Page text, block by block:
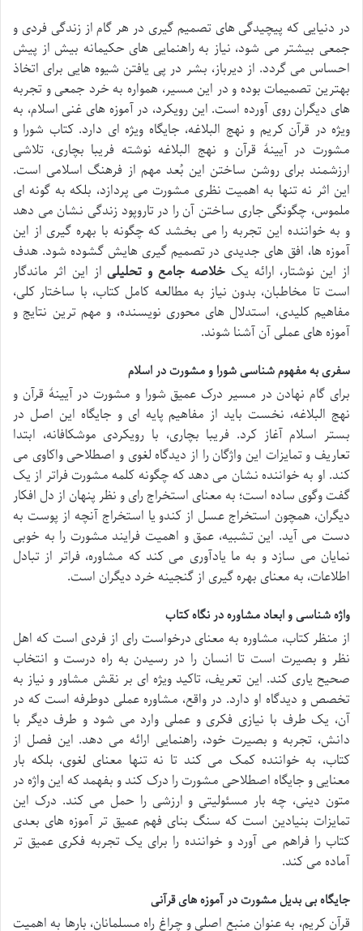
در دنیایی که پیچیدگی های تصمیم گیری در هر گام از زندگی فردی و
جمعی بیشتر می شود، نیاز به راهنمایی های حکیمانه بیش از پیش
احساس می گردد. از دیرباز، بشر در پی یافتن شیوه هایی برای اتخاذ
بهترین تصمیمات بوده و در این مسیر، همواره به خرد جمعی و تجربه
های دیگران روی آورده است. این رویکرد، در آموزه های غنی اسلام، به
ویژه در قرآن کریم و نهج البلاغه، جایگاه ویژه ای دارد. کتاب شورا و
مشورت در آیینۀ قرآن و نهج البلاغه نوشته فریبا بچاری، تلاشی
ارزشمند برای روشن ساختن این بُعد مهم از فرهنگ اسلامی است.
این اثر نه تنها به اهمیت نظری مشورت می پردازد، بلکه به گونه ای
ملموس، چگونگی جاری ساختن آن را در تاروپود زندگی نشان می دهد
و به خواننده این تجربه را می بخشد که چگونه با بهره گیری از این
آموزه ها، افق های جدیدی در تصمیم گیری هایش گشوده شود. هدف
از این نوشتار، ارائه یکخلاصه جامع و تحلیلیاز این اثر ماندگار
است تا مخاطبان، بدون نیاز به مطالعه کامل کتاب، با ساختار کلی،
مفاهیم کلیدی، استدلال های محوری نویسنده، و مهم ترین نتایج و
آموزه های عملی آن آشنا شوند.
سفری به مفهوم شناسی شورا و مشورت در اسلام
برای گام نهادن در مسیر درک عمیق شورا و مشورت در آیینۀ قرآن و
نهج البلاغه، نخست باید از مفاهیم پایه ای و جایگاه این اصل در
بستر اسلام آغاز کرد. فریبا بچاری، با رویکردی موشکافانه، ابتدا
تعاریف و تمایزات این واژگان را از دیدگاه لغوی و اصطلاحی واکاوی می
کند. او به خواننده نشان می دهد که چگونه کلمه مشورت فراتر از یک
گفت وگوی ساده است؛ به معنای استخراج رای و نظر پنهان از دل افکار
دیگران، همچون استخراج عسل از کندو یا استخراج آنچه از پوست به
دست می آید. این تشبیه، عمق و اهمیت فرایند مشورت را به خوبی
نمایان می سازد و به ما یادآوری می کند که مشاوره، فراتر از تبادل
اطلاعات، به معنای بهره گیری از گنجینه خرد دیگران است.
واژه شناسی و ابعاد مشاوره در نگاه کتاب
از منظر کتاب، مشاوره به معنای درخواست رای از فردی است که اهل
نظر و بصیرت است تا انسان را در رسیدن به راه درست و انتخاب
صحیح یاری کند. این تعریف، تاکید ویژه ای بر نقش مشاور و نیاز به
تخصص و دیدگاه او دارد. در واقع، مشاوره عملی دوطرفه است که در
آن، یک طرف با نیازی فکری و عملی وارد می شود و طرف دیگر با
دانش، تجربه و بصیرت خود، راهنمایی ارائه می دهد. این فصل از
کتاب، به خواننده کمک می کند تا نه تنها معنای لغوی، بلکه بار
معنایی و جایگاه اصطلاحی مشورت را درک کند و بفهمد که این واژه در
متون دینی، چه بار مسئولیتی و ارزشی را حمل می کند. درک این
تمایزات بنیادین است که سنگ بنای فهم عمیق تر آموزه های بعدی
کتاب را فراهم می آورد و خواننده را برای یک تجربه فکری عمیق تر
آماده می کند.
جایگاه بی بدیل مشورت در آموزه های قرآنی
قرآن کریم، به عنوان منبع اصلی و چراغ راه مسلمانان، بارها به اهمیت